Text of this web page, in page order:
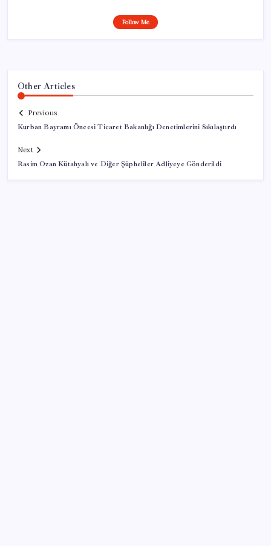
Follow Me
Other Articles
Previous
Kurban Bayramı Öncesi Ticaret Bakanlığı Denetimlerini Sıkılaştırdı
Next
Rasim Ozan Kütahyalı ve Diğer Şüpheliler Adliyeye Gönderildi